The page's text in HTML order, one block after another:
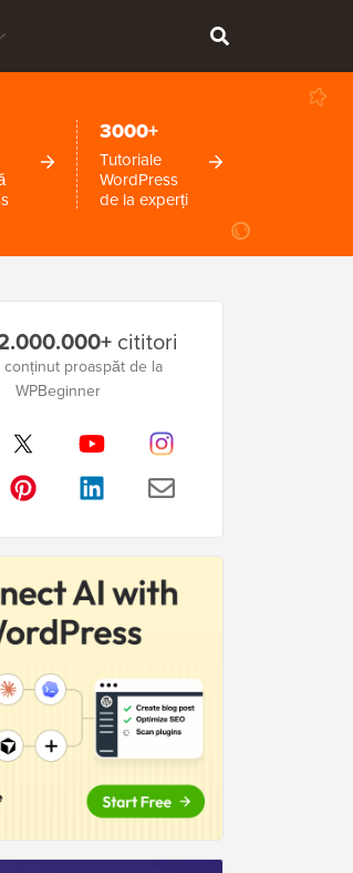
3000+
Tutoriale
WordPress
de la experți
cititori
proaspăt de la
WPBeginner